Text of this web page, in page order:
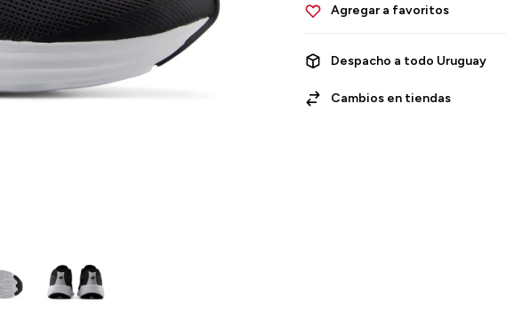
Despacho a todo Uruguay
Cambios en tiendas